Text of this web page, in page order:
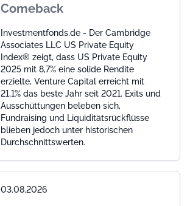
Comeback
Investmentfonds.de - Der Cambridge
Associates LLC US Private Equity
Index® zeigt, dass US Private Equity
2025 mit 8,7% eine solide Rendite
erzielte, Venture Capital erreicht mit
21,1% das beste Jahr seit 2021. Exits und
Ausschüttungen beleben sich,
Fundraising und Liquiditätsrückflüsse
blieben jedoch unter historischen
Durchschnittswerten.
03.08.2026